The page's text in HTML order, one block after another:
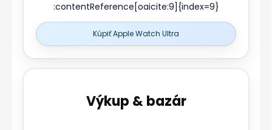
:contentReference[oaicite:9]{index=9}
Kúpiť Apple Watch Ultra
Výkup & bazár